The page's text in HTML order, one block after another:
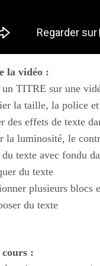
la vidéo :
un TITRE sur une
la taille, la police
des effets de texte
la luminosité, le
texte avec fondu
du texte
plusieurs blocs
du texte
: